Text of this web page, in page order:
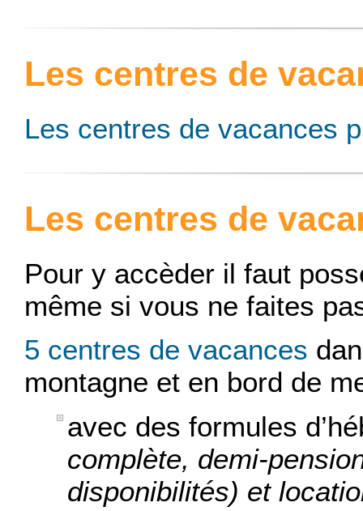
Les centres de
Les centres de vacances
Les centres de
Pour y accèder il faut
même si vous ne faites
5 centres de vacances
montagne et en bord de
avec des formules
complète, demi-
disponibilités) et